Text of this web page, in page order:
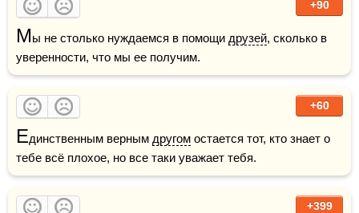
+90
Мы не столько нуждаемся в помощи друзей, сколько в
уверенности, что мы ее получим.
+60
Единственным верным другом остается тот, кто знает о
тебе всё плохое, но все таки уважает тебя.
+399